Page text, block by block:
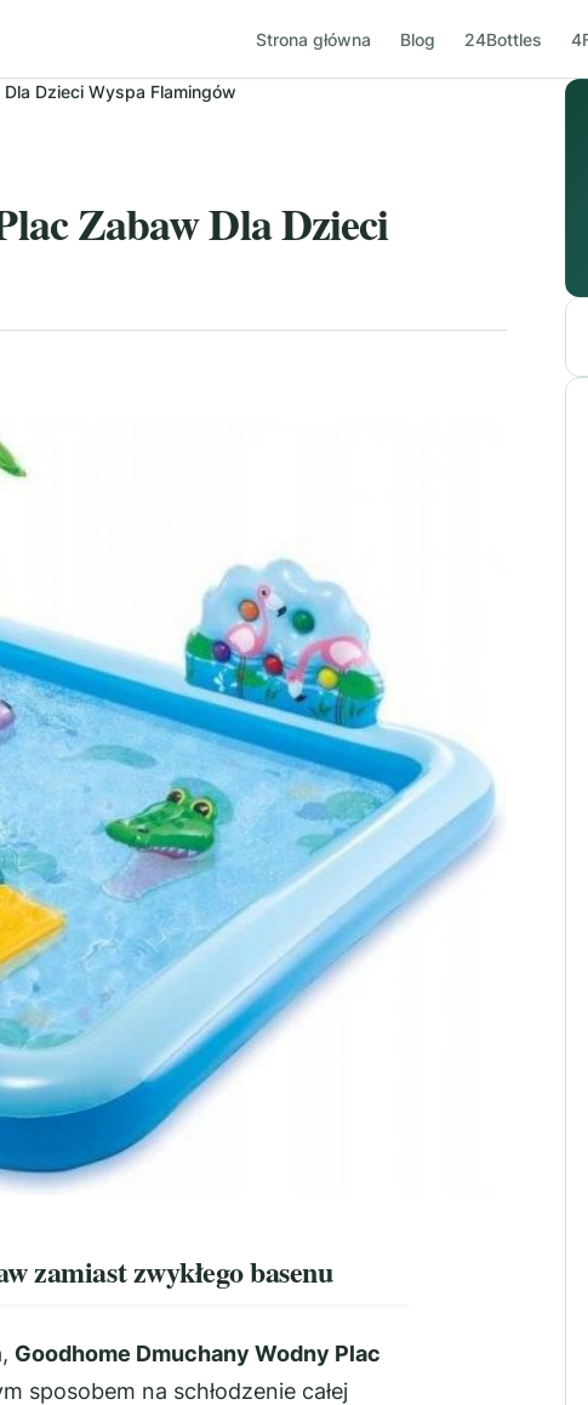
Strona główna Blog 24Bottles
Dzieci Wyspa Flamingów
Zabaw Dla Dzieci
zamiast zwykłego basenu
Goodhome Dmuchany Wodny Plac
sposobem na schłodzenie całej